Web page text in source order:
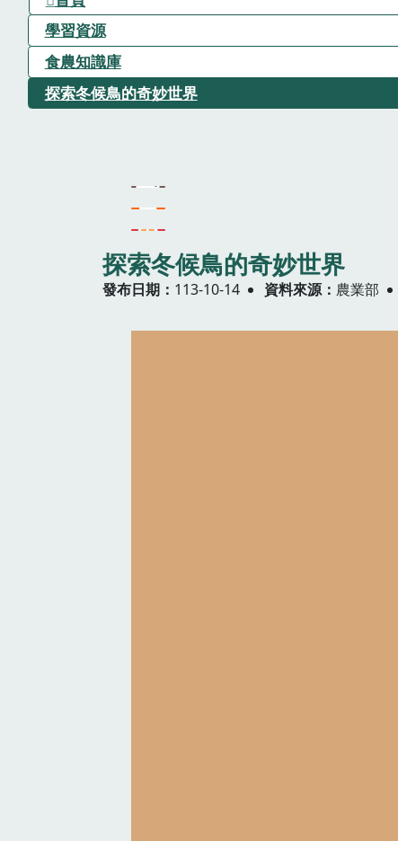
學習資源
食農知識庫
探索冬候鳥的奇妙世界
探索冬候鳥的奇妙世界
發布日期 113-10-14 資料來源 農業部